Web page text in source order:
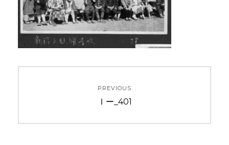
ナ
PREVIOUS
Previous
Ⅰー_401